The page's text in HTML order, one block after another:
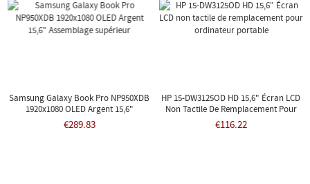
Samsung Galaxy Book Pro NP950XDB
1920x1080 OLED Argent 15,6"
Assemblage Supérieur
€289.83
HP 15-DW3125OD HD 15,6" Écran LCD
Non Tactile De Remplacement Pour
Ordinateur Portable
€116.22